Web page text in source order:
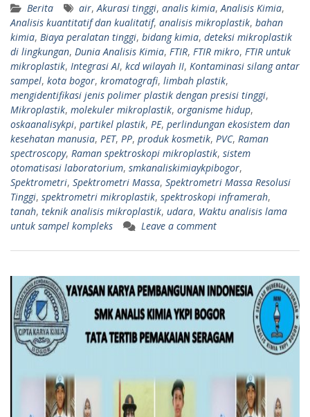
Berita air, Akurasi tinggi, analis kimia, Analisis Kimia,
Analisis kuantitatif dan kualitatif, analisis mikroplastik, bahan
kimia, Biaya peralatan tinggi, bidang kimia, deteksi mikroplastik
di lingkungan, Dunia Analisis Kimia, FTIR, FTIR mikro, FTIR untuk
mikroplastik, Integrasi AI, kcd wilayah II, Kontaminasi silang antar
sampel, kota bogor, kromatografi, limbah plastik,
mengidentifikasi jenis polimer plastik dengan presisi tinggi,
Mikroplastik, molekuler mikroplastik, organisme hidup,
oskaanalisykpi, partikel plastik, PE, perlindungan ekosistem dan
kesehatan manusia, PET, PP, produk kosmetik, PVC, Raman
spectroscopy, Raman spektroskopi mikroplastik, sistem
otomatisasi laboratorium, smkanaliskimiaykpibogor,
Spektrometri, Spektrometri Massa, Spektrometri Massa Resolusi
Tinggi, spektrometri mikroplastik, spektroskopi inframerah,
tanah, teknik analisis mikroplastik, udara, Waktu analisis lama
untuk sampel kompleks
Leave a comment